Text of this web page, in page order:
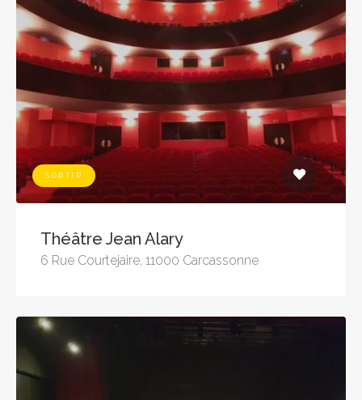
SORTIR
Théâtre Jean Alary
6 Rue Courtejaire, 11000 Carcassonne